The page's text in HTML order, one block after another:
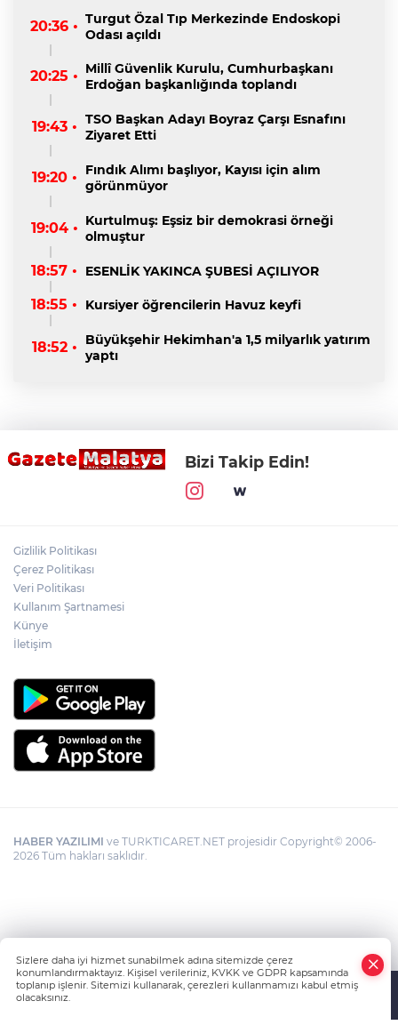
20:36 • Turgut Özal Tıp Merkezinde Endoskopi
Odası açıldı
20:25 • Millî Güvenlik Kurulu, Cumhurbaşkanı
Erdoğan başkanlığında toplandı
19:43 • TSO Başkan Adayı Boyraz Çarşı Esnafını
Ziyaret Etti
19:20 •
Fındık Alımı başlıyor, Kayısı için alım
görünmüyor
19:04 • Kurtulmuş: Eşsiz bir demokrasi örneği
olmuştur
18:57 • ESENLİK YAKINCA ŞUBESİ AÇILIYOR
18:55 • Kursiyer öğrencilerin Havuz keyfi
18:52 •
Büyükşehir Hekimhan'a 1,5 milyarlık yatırım
yaptı
Bizi Takip Edin!
Gizlilik Politikası
Çerez Politikası
Veri Politikası
Kullanım Şartnamesi
Künye
İletişim
HABER YAZILIMI ve TURKTICARET.NET projesidir Copyright© 2006-
2026 Tüm hakları saklıdır.
Sizlere daha iyi hizmet sunabilmek adına sitemizde çerez
konumlandırmaktayız. Kişisel verileriniz, KVKK ve GDPR kapsamında
toplanıp işlenir. Sitemizi kullanarak, çerezleri kullanmamızı kabul etmiş
olacaksınız.